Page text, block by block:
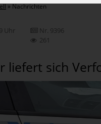
»Nachrichten
Uhr
Nr. 9396
261
liefert sich